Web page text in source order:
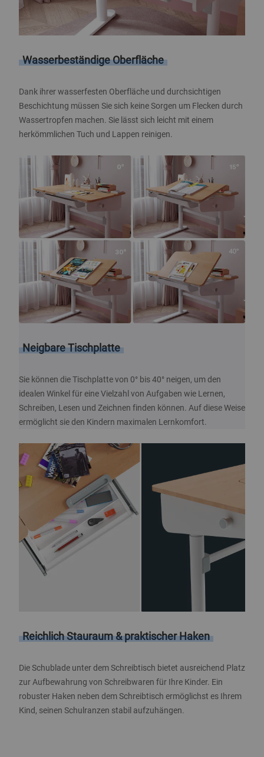
Wasserbeständige Oberfläche
Dank ihrer wasserfesten Oberfläche und durchsichtigen
Beschichtung müssen Sie sich keine Sorgen um Flecken durch
Wassertropfen machen. Sie lässt sich leicht mit einem
herkömmlichen Tuch und Lappen reinigen.
Neigbare Tischplatte
Sie können die Tischplatte von 0° bis 40° neigen, um den
idealen Winkel für eine Vielzahl von Aufgaben wie Lernen,
Schreiben, Lesen und Zeichnen finden können. Auf diese Weise
ermöglicht sie den Kindern maximalen Lernkomfort.
Reichlich Stauraum & praktischer Haken
Die Schublade unter dem Schreibtisch bietet ausreichend Platz
zur Aufbewahrung von Schreibwaren für Ihre Kinder. Ein
robuster Haken neben dem Schreibtisch ermöglichst es Ihrem
Kind, seinen Schulranzen stabil aufzuhängen.